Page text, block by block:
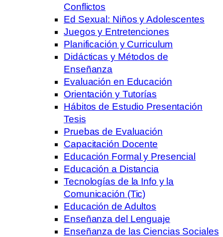
Conflictos
Ed Sexual: Niños y Adolescentes
Juegos y Entretenciones
Planificación y Curriculum
Didácticas y Métodos de
Enseñanza
Evaluación en Educación
Orientación y Tutorías
Hábitos de Estudio Presentación
Tesis
Pruebas de Evaluación
Capacitación Docente
Educación Formal y Presencial
Educación a Distancia
Tecnologías de la Info y la
Comunicación (Tic)
Educación de Adultos
Enseñanza del Lenguaje
Enseñanza de las Ciencias Sociales